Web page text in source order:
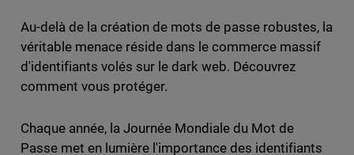
Au-delà de la création de mots de passe robustes, la
véritable menace réside dans le commerce massif
d'identifiants volés sur le dark web. Découvrez
comment vous protéger.
Chaque année, la Journée Mondiale du Mot de
Passe met en lumière l'importance des identifiants